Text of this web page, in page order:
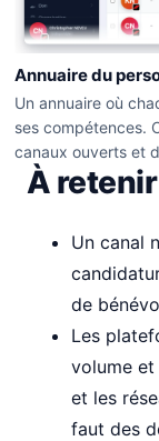
Annuaire du
Un annuaire où
ses compétences.
canaux ouverts et
À retenir
Un canal
de
Les
volume et
et les
faut des